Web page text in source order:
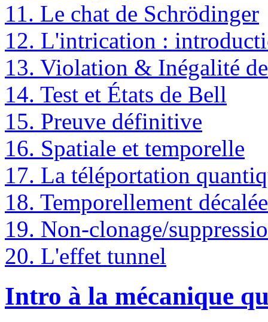
11. Le chat de Schrödinger
12. L'intrication :
13. Violation & Inégalité
14. Test et États de Bell
15. Preuve définitive
16. Spatiale et temporelle
17. La téléportation
18. Temporellement décalée
19. Non-clonage/
20. L'effet tunnel
Intro à la mécanique